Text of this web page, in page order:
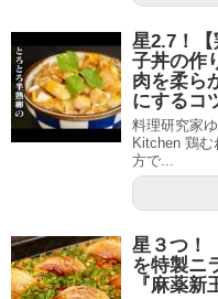
星2.7！
子丼の作
肉を柔ら
にするコ
料理研究家
Kitchen 鶏む
方で...
星３つ！
を特製ニ
『麻薬